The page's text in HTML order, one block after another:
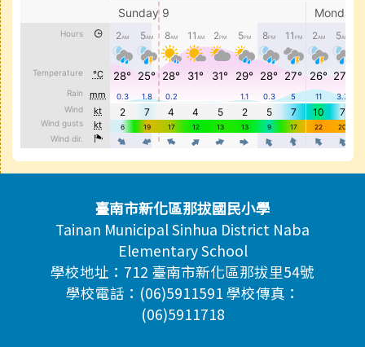
頁尾區域內容臺南市新化區那拔國民小學
Tainan Municipal Sinhua District Naba
Elementary School
學校地址：712 臺南市新化區那拔里54號
學校電話：(06)5911591 學校傳真：
(06)5911718